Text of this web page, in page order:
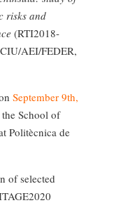
risks and
(RTI2018-
AEI/FEDER,
September 9th,
the School of
Politècnica de
of selected